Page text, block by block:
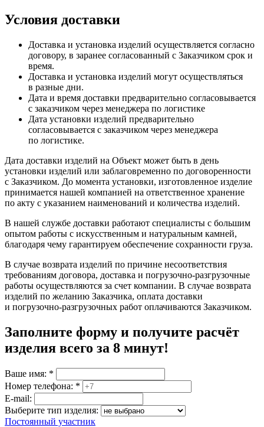
Условия доставки
Доставка и установка изделий осуществляется согласно
договору, в заранее согласованный с Заказчиком срок и
время.
Доставка и установка изделий могут осуществляться
в разные дни.
Дата и время доставки предварительно согласовывается
с заказчиком через менеджера по логистике
Дата установки изделий предварительно
согласовывается с заказчиком через менеджера
по логистике.
Дата доставки изделий на Объект может быть в день
установки изделий или заблаговременно по договоренности
с Заказчиком. До момента установки, изготовленное изделие
принимается нашей компанией на ответственное хранение
по акту с указанием наименований и количества изделий.
В нашей службе доставки работают специалисты с большим
опытом работы с искусственным и натуральным камней,
благодаря чему гарантируем обеспечение сохранности груза.
В случае возврата изделий по причине несоответствия
требованиям договора, доставка и погрузочно-разгрузочные
работы осуществляются за счет компании. В случае возврата
изделий по желанию Заказчика, оплата доставки
и погрузочно-разгрузочных работ оплачиваются Заказчиком.
Заполните форму и получите расчёт
изделия всего за 8 минут!
Ваше имя: *
Номер телефона: *
E-mail:
Выберите тип изделия:
Постоянный участник